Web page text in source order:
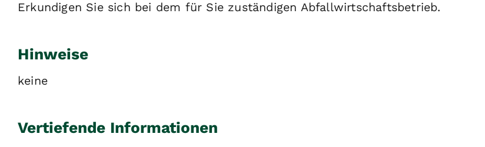
Erkundigen Sie sich bei dem für Sie zuständigen Abfallwirtschaftsbetrieb.
Hinweise
keine
Vertiefende Informationen